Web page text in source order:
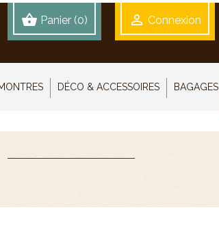
shopping_basket Panier (0)  Connexion
DÉCO & ACCESSOIRES BAGAGES